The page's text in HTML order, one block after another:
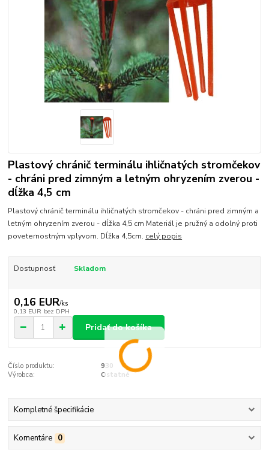
Plastový chránič terminálu ihličnatých stromčekov
- chráni pred zimným a letným ohryzením zverou -
dĺžka 4,5 cm
Plastový chránič terminálu ihličnatých stromčekov - chráni pred zimným a
letným ohryzením zverou - dĺžka 4,5 cm Materiál je pružný a odolný proti
poveternostným vplyvom. Dĺžka 4,5cm. celý popis
Dostupnosť Skladom
0,16 EUR/ks
0,13 EUR bez DPH
Pridať do košíka
Číslo produktu:
930
Výrobca:
Ostatné
Kompletné špecifikácie
Komentáre 0